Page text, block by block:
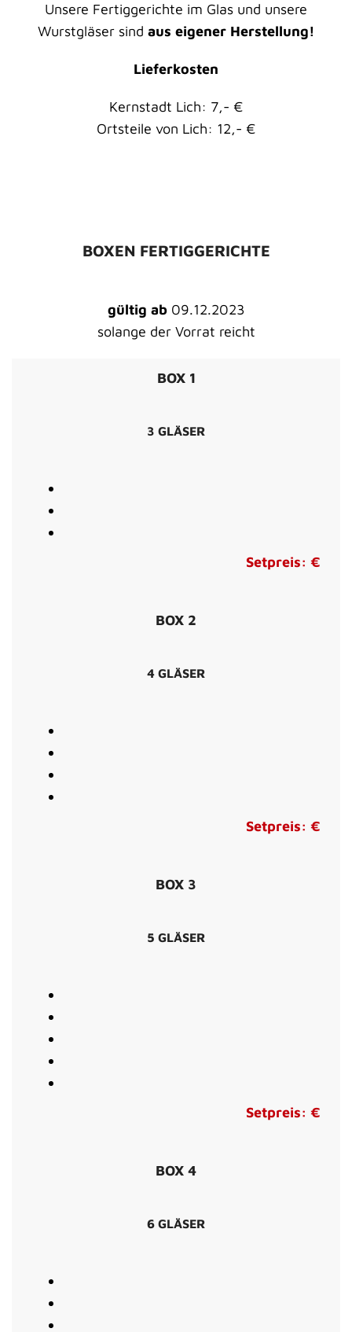
Unsere Fertiggerichte im Glas und unsere
Wurstgläser sind aus eigener Herstellung!
Lieferkosten
Kernstadt Lich: 7,- €
Ortsteile von Lich: 12,- €
BOXEN FERTIGGERICHTE
gültig ab 09.12.2023
solange der Vorrat reicht
BOX 1
3 GLÄSER
Setpreis: €
BOX 2
4 GLÄSER
Setpreis: €
BOX 3
5 GLÄSER
Setpreis: €
BOX 4
6 GLÄSER